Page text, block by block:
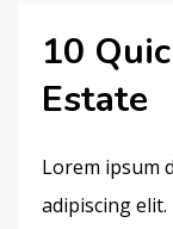
10
Estate
Lorem ipsum
adipiscing